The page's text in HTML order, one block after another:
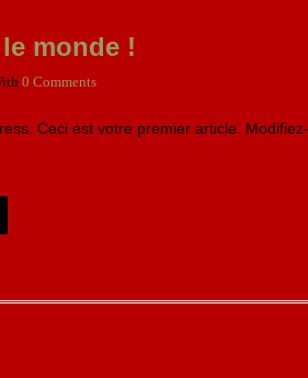
monde !
0 Comments
Ceci est votre premier article.